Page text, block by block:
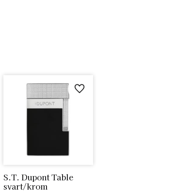
favoriter
S.T. Dupont Table
svart/krom
Lägg till i favoriter